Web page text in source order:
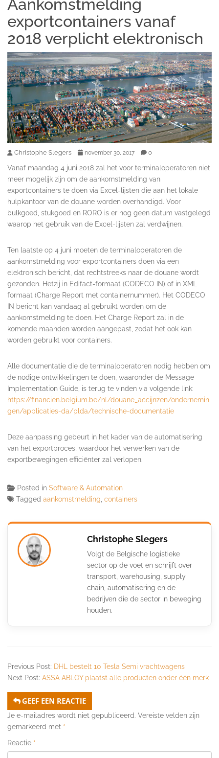
Aankomstmelding
exportcontainers vanaf
2018 verplicht elektronisch
Christophe Slegers november 30, 2017 0
Vanaf maandag 4 juni 2018 zal het voor terminaloperatoren niet
meer mogelijk zijn om de aankomstmelding van
exportcontainers te doen via Excel-lijsten die aan het lokale
hulpkantoor van de douane worden overhandigd. Voor
bulkgoed, stukgoed en RORO is er nog geen datum vastgelegd
waarop het gebruik van de Excel-lijsten zal verdwijnen.
Ten laatste op 4 juni moeten de terminaloperatoren de
aankomstmelding voor exportcontainers doen via een
elektronisch bericht, dat rechtstreeks naar de douane wordt
gezonden. Hetzij in Edifact-formaat (CODECO IN) of in XML
formaat (Charge Report met containernummer). Het CODECO
IN bericht kan vandaag al gebruikt worden om de
aankomstmelding te doen. Het Charge Report zal in de
komende maanden worden aangepast, zodat het ook kan
worden gebruikt voor containers.
Alle documentatie die de terminaloperatoren nodig hebben om
de nodige ontwikkelingen te doen, waaronder de Message
Implementation Guide, is terug te vinden via volgende link:
https://financien.belgium.be/nl/douane_accijnzen/ondernemin
gen/applicaties-da/plda/technische-documentatie
Deze aanpassing gebeurt in het kader van de automatisering
van het exportproces, waardoor het verwerken van de
exportbewegingen efficiënter zal verlopen.
Posted in Software & Automation
Tagged aankomstmelding containers
Christophe Slegers
Volgt de Belgische logistieke
sector op de voet en schrijft over
transport, warehousing, supply
chain, automatisering en de
bedrijven die de sector in beweging
houden.
Previous Post: DHL bestelt 10 Tesla Semi vrachtwagens
Next Post: ASSA ABLOY plaatst alle producten onder één merk
GEEF EEN REACTIE
Je e-mailadres wordt niet gepubliceerd. Vereiste velden zijn
gemarkeerd met *
Reactie *